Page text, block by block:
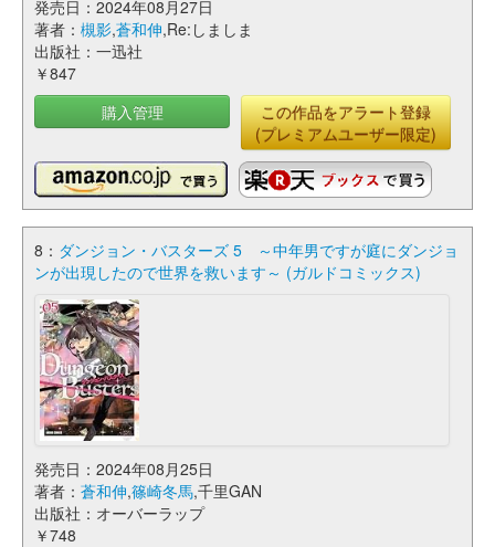
発売日：2024年08月27日
著者： 槻影,蒼和伸,Re:しましま
出版社：一迅社
￥847
購入管理
この作品をアラート登録
(プレミアムユーザー限定)
8： ダンジョン・バスターズ 5 ～中年男ですが庭にダンジョ
ンが出現したので世界を救います～ (ガルドコミックス)
発売日：2024年08月25日
著者： 蒼和伸,篠崎冬馬,千里GAN
出版社：オーバーラップ
￥748